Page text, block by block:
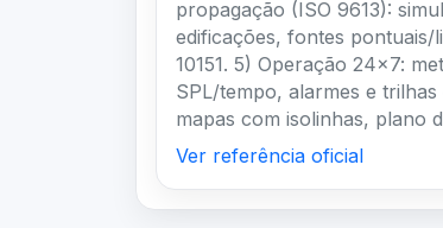
edificações, fontes
10151. 5) Operação 24×7:
SPL/tempo, alarmes e
mapas com isolinhas, plano
Ver referência oficial